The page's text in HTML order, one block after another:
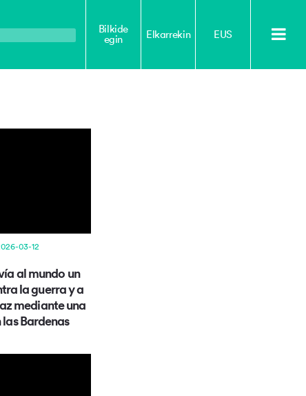
Bilkide
egin
Elkarrekin EUS
03-12
al mundo un
la guerra y a
mediante una
Bardenas